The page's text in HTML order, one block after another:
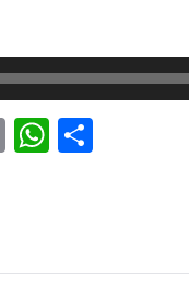
CopyWhatsApp